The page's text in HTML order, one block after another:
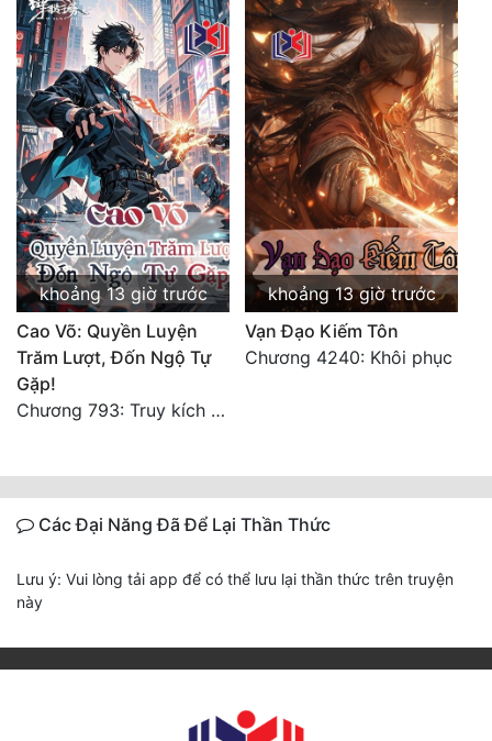
khoảng 13 giờ trước
Cao Võ: Quyền Luyện
Trăm Lượt, Đốn Ngộ Tự
Gặp!
Chương 793: Truy kích (2)
khoảng 13 giờ trước
Vạn Đạo Kiếm Tôn
Chương 4240: Khôi phục
Các Đại Năng Đã Để Lại Thần Thức
Lưu ý: Vui lòng tải app để có thể lưu lại thần thức trên truyện
này